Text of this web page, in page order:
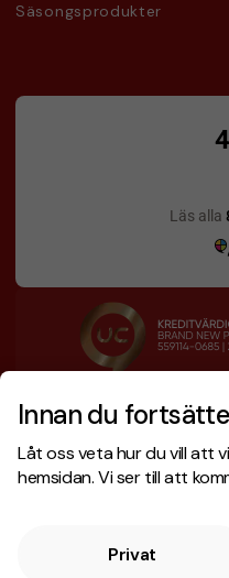
Innan du
Låt oss veta hur du vill att
hemsidan. Vi ser till att
Privat
Säsongsprodukter
Designskiss inom 1 h
Fri offert
Copyright © 2026 . Brand New